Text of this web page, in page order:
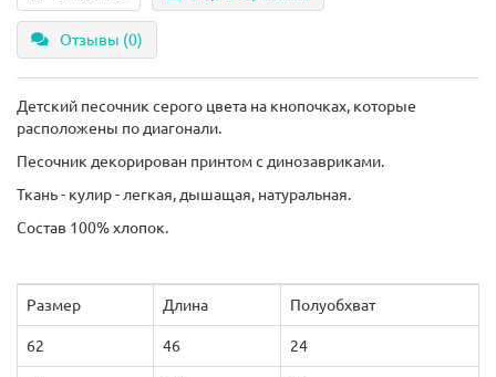
Отзывы (0)
Детский песочник серого цвета на кнопочках, которые
расположены по диагонали.
Песочник декорирован принтом с динозавриками.
Ткань - кулир - легкая, дышащая, натуральная.
Состав 100% хлопок.
Размер Длина Полуобхват
62 46 24